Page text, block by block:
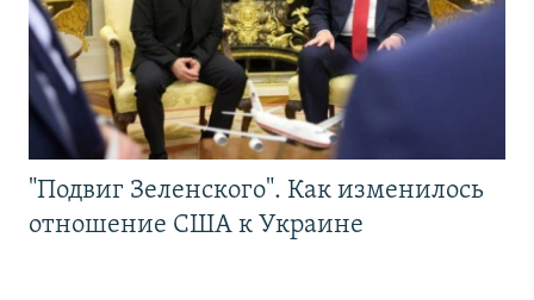
"Подвиг Зеленского". Как изменилось
отношение США к Украине